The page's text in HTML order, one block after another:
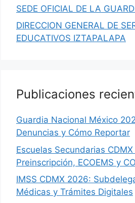
SEDE OFICIAL DE LA
DIRECCION GENERAL DE
EDUCATIVOS IZTAPALAPA
Publicaciones
Guardia Nacional México
Denuncias y Cómo Reportar
Escuelas Secundarias
Preinscripción, ECOEMS y
IMSS CDMX 2026:
Médicas y Trámites Digitales